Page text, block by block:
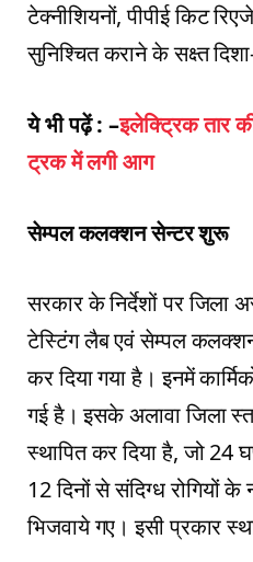
टेक्नीशियनों, पीपीई किट
सुनिश्चित कराने के सक्ष्त
ये भी पढ़ें : –इलेक्ट्रिक तार
ट्रक में लगी आग
सेम्पल कलक्शन सेन्टर शुरू
सरकार के निर्देशों पर जिला
टेस्टिंग लैब एवं सेम्पल
कर दिया गया है। इनमें
गई है। इसके अलावा जिला
स्थापित कर दिया है, जो 24
12 दिनों से संदिग्ध रोगियों
भिजवाये गए। इसी प्रकार